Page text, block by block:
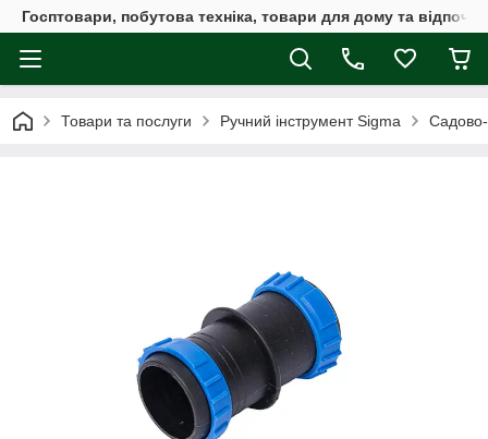
Госптовари, побутова техніка, товари для дому та
Товари та послуги Ручний інструмент Sigma Садово-